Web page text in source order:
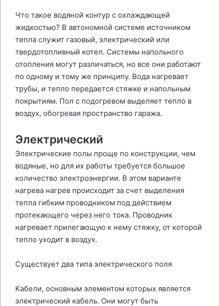
Что такое водяной контур с охлаждающей
жидкостью? В автономной системе источником
тепла служит газовый, электрический или
твердотопливный котел. Системы напольного
отопления могут различаться, но все они работают
по одному и тому же принципу. Вода нагревает
трубы, и тепло передается стяжке и напольным
покрытиям. Пол с подогревом выделяет тепло в
воздух, обогревая пространство гаража.
Электрический
Электрические полы проще по конструкции, чем
водяные, но для их работы требуется большое
количество электроэнергии. В этом варианте
нагрева нагрев происходит за счет выделения
тепла гибким проводником под действием
протекающего через него тока. Проводник
нагревает прилегающую к нему стяжку, от которой
тепло уходит в воздух.
Существует два типа электрического поля
Кабели, основным элементом которых является
электрический кабель. Они могут быть